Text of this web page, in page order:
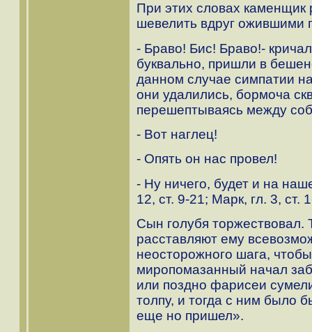
При этих словах каменщик
шевелить вдруг ожившими
- Браво! Бис! Браво!-
буквально, пришли в
данном случае симпатии
они удалились, бормоча
перешептываясь между
- Вот наглец!
- Опять он нас провел!
- Ну ничего, будет и на
12, ст. 9-21; Марк, гл. 3, ст.
Сын голубя
расставляют ему
неосторожного шага,
миропомазанный начал
или поздно фарисеи
толпу, и тогда с ним было
еще но пришел».